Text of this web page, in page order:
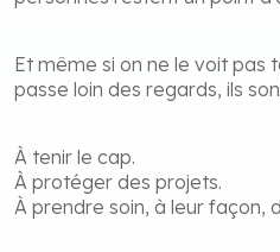
Et même si on ne le voit pas
passe loin des regards, ils
À tenir le cap.
À protéger des projets.
À prendre soin, à leur façon,